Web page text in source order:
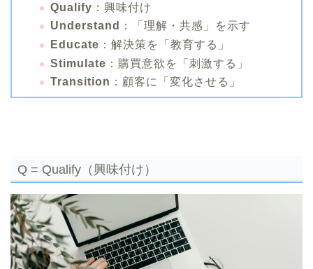
Qualify ：興味付け
Understand
：「理解・共感」を示す
Educate ：解決策を「教育する」
Stimulate ：購買意欲を「刺激する」
Transition ：顧客に「変化させる」
Q = Qualify（興味付け）